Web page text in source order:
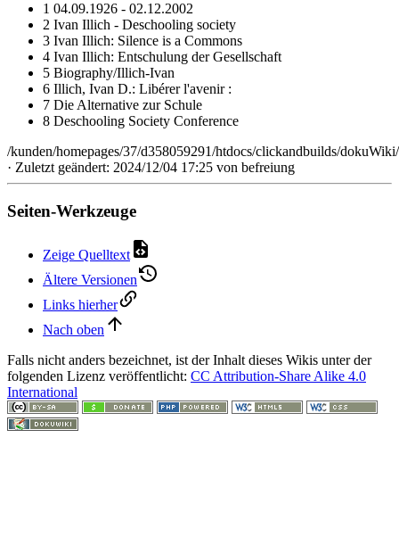
1 04.09.1926 - 02.12.2002
2 Ivan Illich - Deschooling society
3 Ivan Illich: Silence is a Commons
4 Ivan Illich: Entschulung der Gesellschaft
5 Biography/Illich-Ivan
6 Illich, Ivan D.: Libérer l'avenir :
7 Die Alternative zur Schule
8 Deschooling Society Conference
/kunden/homepages/37/d358059291/htdocs/clickandbuilds/
· Zuletzt geändert: 2024/12/04 17:25 von befreiung
Seiten-Werkzeuge
Zeige Quelltext
Ältere Versionen
Links hierher
Nach oben
Falls nicht anders bezeichnet, ist der Inhalt dieses Wikis unter der
folgenden Lizenz veröffentlicht: CC Attribution-Share Alike 4.0
International